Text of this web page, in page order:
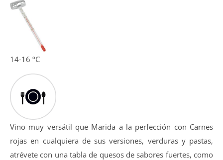
14-16 ºC
Vino muy versátil que Marida a la perfección con Carnes
rojas en cualquiera de sus versiones, verduras y pastas,
atrévete con una tabla de quesos de sabores fuertes, como